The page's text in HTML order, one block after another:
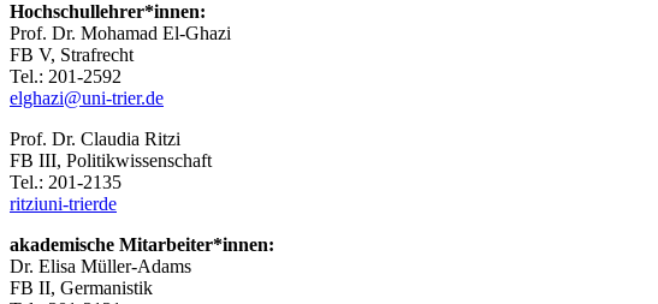
Hochschullehrer*innen:
Prof. Dr. Mohamad El-Ghazi
FB V, Strafrecht
Tel.: 201-2592
elghazi@uni-trier.de
Prof. Dr. Claudia Ritzi
FB III, Politikwissenschaft
Tel.: 201-2135
ritziuni-trierde
akademische Mitarbeiter*innen:
Dr. Elisa Müller-Adams
FB II, Germanistik